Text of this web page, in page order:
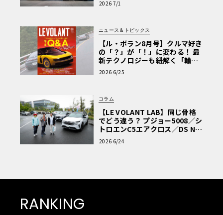
2026 7/1
ニュース＆トピックス
【ル・ボラン8月号】クルマ好き
の「？」が「！」に変わる！ 最
新テクノロジーも紐解く「輸入
車Q&A」
2026 6/25
コラム
【LE VOLANT LAB】同じ骨格
でどう違う？ プジョー5008／シ
トロエンC5エアクロス／DS Nº4
読者一気乗りレポート
2026 6/24
RANKING